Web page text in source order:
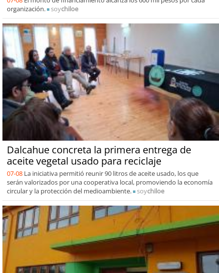
organización.
soychiloe
Dalcahue concreta la primera entrega de
aceite vegetal usado para reciclaje
07-08 La iniciativa permitió reunir 90 litros de aceite usado, los que
serán valorizados por una cooperativa local, promoviendo la economía
circular y la protección del medioambiente.
soychiloe